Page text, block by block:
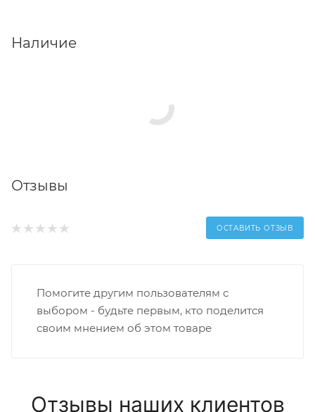
Наличие
Отзывы
ОСТАВИТЬ ОТЗЫВ
Помогите другим пользователям с
выбором - будьте первым, кто поделится
своим мнением об этом товаре
Отзывы наших клиентов